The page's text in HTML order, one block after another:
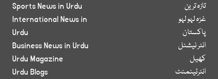
تازہ ترین
غزہ لہو لہو
پاکستان
انٹر نیشنل
کھیل
انٹرٹینمنٹ
Sports News in Urdu
International News in
Urdu
Business News in Urdu
Urdu Magazine
Urdu Blogs